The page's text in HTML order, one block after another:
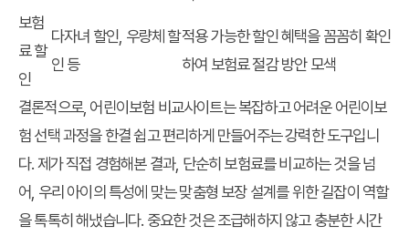
보험
료 할
인
다자녀 할인, 우량체 할
인 등
적용 가능한 할인 혜택을 꼼꼼히 확인
하여 보험료 절감 방안 모색
결론적으로, 어린이보험 비교사이트는 복잡하고 어려운 어린이보
험 선택 과정을 한결 쉽고 편리하게 만들어주는 강력한 도구입니
다. 제가 직접 경험해본 결과, 단순히 보험료를 비교하는 것을 넘
어, 우리 아이의 특성에 맞는 맞춤형 보장 설계를 위한 길잡이 역할
을 톡톡히 해냈습니다. 중요한 것은 조급해하지 않고 충분한 시간